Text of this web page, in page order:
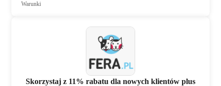
Warunki
Skorzystaj z 11% rabatu dla nowych klientów plus